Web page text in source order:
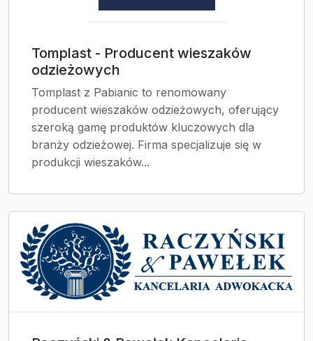
Tomplast - Producent wieszaków
odzieżowych
Tomplast z Pabianic to renomowany
producent wieszaków odzieżowych, oferujący
szeroką gamę produktów kluczowych dla
branży odzieżowej. Firma specjalizuje się w
produkcji wieszaków...